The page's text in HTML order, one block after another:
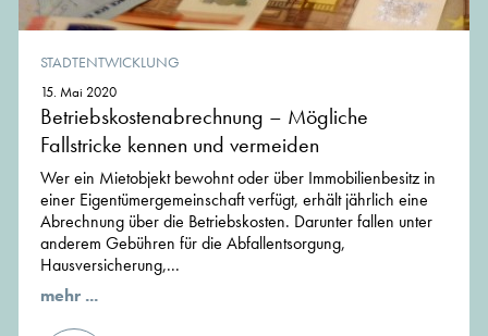
STADTENTWICKLUNG
15. Mai 2020
Betriebskostenabrechnung – Mögliche
Fallstricke kennen und vermeiden
Wer ein Mietobjekt bewohnt oder über Immobilienbesitz in
einer Eigentümergemeinschaft verfügt, erhält jährlich eine
Abrechnung über die Betriebskosten. Darunter fallen unter
anderem Gebühren für die Abfallentsorgung,
Hausversicherung,...
mehr ...